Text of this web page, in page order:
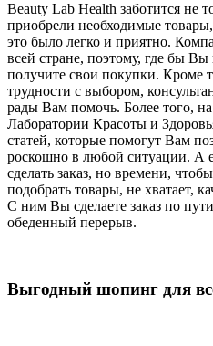
Beauty Lab Health заботится не
приобрели необходимые
это было легко и приятно.
всей стране, поэтому, где бы
получите свои покупки. Кроме
трудности с выбором,
рады Вам помочь. Более того,
Лаборатории Красоты и
статей, которые помогут Вам
роскошно в любой ситуации. А
сделать заказ, но времени,
подобрать товары, не хватает,
С ним Вы сделаете заказ по
обеденный перерыв.
Выгодный шопинг для